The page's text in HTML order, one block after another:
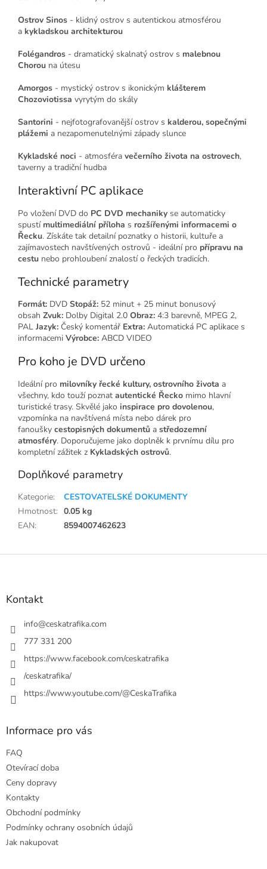
Ostrov Sinos - klidný ostrov s autentickou atmosférou
a kykladskou architekturou
Folégandros - dramatický skalnatý ostrov s malebnou
Chorou na útesu
Amorgos - mystický ostrov s ikonickým klášterem
Chozoviotissa vyrytým do skály
Santorini - nejfotografovanější ostrov s kalderou, sopečnými
plážemi a nezapomenutelnými západy slunce
Kykladské noci - atmosféra večerního života na ostrovech,
taverny a tradiční hudba
Interaktivní PC aplikace
Po vložení DVD do PC DVD mechaniky se automaticky
spustí multimediální příloha s rozšířenými informacemi o
Řecku. Získáte tak detailní poznatky o historii, kultuře a
zajímavostech navštívených ostrovů - ideální pro přípravu na
cestu nebo prohloubení znalostí o řeckých tradicích.
Technické parametry
Formát: DVD Stopáž: 52 minut + 25 minut bonusový
obsah Zvuk: Dolby Digital 2.0 Obraz: 4:3 barevně, MPEG 2,
PAL Jazyk: Český komentář Extra: Automatická PC aplikace s
informacemi Výrobce: ABCD VIDEO
Pro koho je DVD určeno
Ideální pro milovníky řecké kultury, ostrovního života a
všechny, kdo touží poznat autentické Řecko mimo hlavní
turistické trasy. Skvělé jako inspirace pro dovolenou,
vzpomínka na navštívená místa nebo dárek pro
fanoušky cestopisných dokumentů a středozemní
atmosféry. Doporučujeme jako doplněk k prvnímu dílu pro
kompletní zážitek z Kykladských ostrovů.
Doplňkové parametry
Kategorie:
CESTOVATELSKÉ DOKUMENTY
Hmotnost: 0.05 kg
EAN: 8594007462623
Z
Kontakt
info@ceskatrafika.com
777 331 200
https://www.facebook.com/ceskatrafika
/ceskatrafika/
https://www.youtube.com/@CeskaTrafika
Informace pro vás
FAQ
Otevírací doba
Ceny dopravy
Kontakty
Obchodní podmínky
Podmínky ochrany osobních údajů
Jak nakupovat